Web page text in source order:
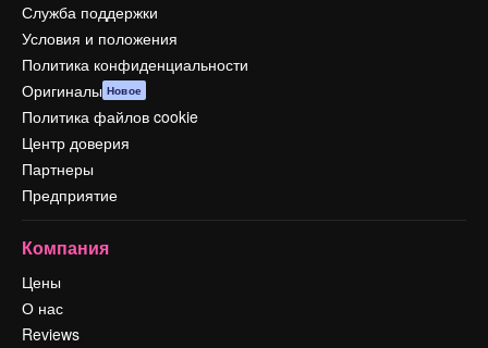
Служба поддержки
Условия и положения
Политика конфиденциальности
Оригиналы Новое
Политика файлов cookie
Центр доверия
Партнеры
Предприятие
Компания
Цены
О нас
Reviews